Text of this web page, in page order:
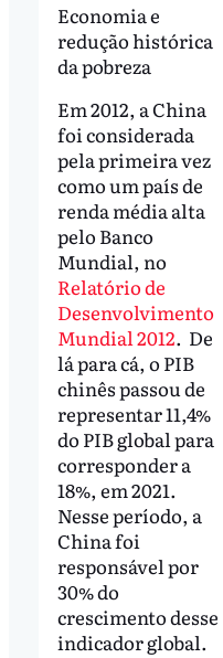
Economia e
redução histórica
da pobreza
Em 2012, a China
foi considerada
pela primeira vez
como um país de
renda média alta
pelo Banco
Mundial, no
Relatório de
Desenvolvimento
Mundial 2012. De
lá para cá, o PIB
chinês passou de
representar 11,4%
do PIB global para
corresponder a
18%, em 2021.
Nesse período, a
China foi
responsável por
30% do
crescimento desse
indicador global.